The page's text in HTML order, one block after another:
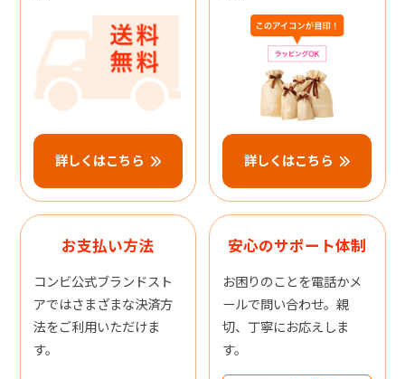
詳しくはこちら 詳しくはこちら
お支払い方法
コンビ公式ブランドスト
アではさまざまな決済方
法をご利用いただけま
す。
安心のサポート体制
お困りのことを電話かメ
ールで問い合わせ。親
切、丁寧にお応えしま
す。